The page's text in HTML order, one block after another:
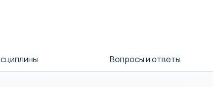
Вопросы и ответы